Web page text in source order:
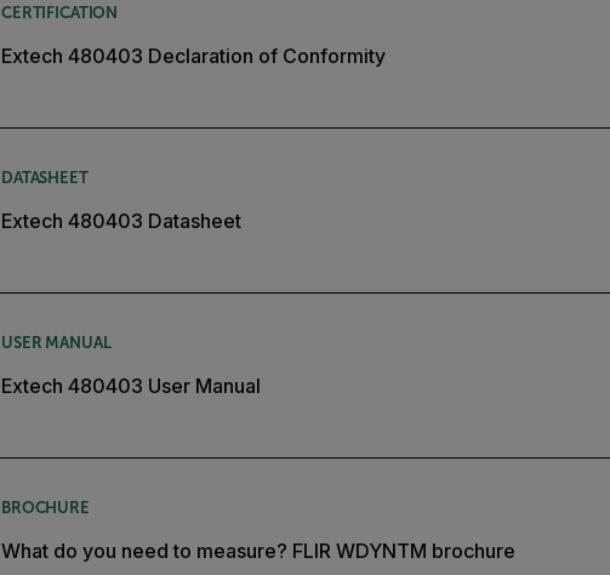
CERTIFICATION
Extech 480403 Declaration of Conformity
DATASHEET
Extech 480403 Datasheet
USER MANUAL
Extech 480403 User Manual
BROCHURE
What do you need to measure? FLIR WDYNTM brochure